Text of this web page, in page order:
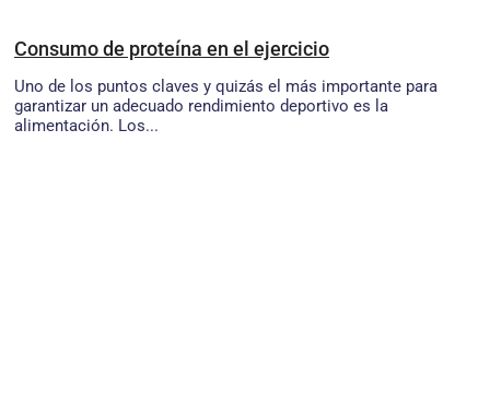
Consumo de proteína en el ejercicio
Uno de los puntos claves y quizás el más importante para
garantizar un adecuado rendimiento deportivo es la
alimentación. Los...